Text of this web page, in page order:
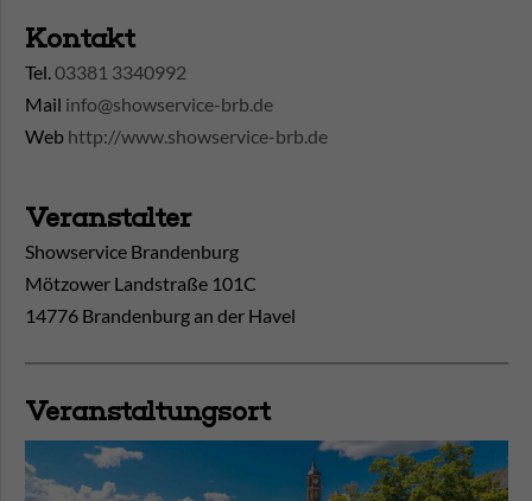
Kontakt
Tel. 03381 3340992
Mail info@showservice-brb.de
Web http://www.showservice-brb.de
Veranstalter
Showservice Brandenburg
Mötzower Landstraße 101C
14776 Brandenburg an der Havel
Veranstaltungsort